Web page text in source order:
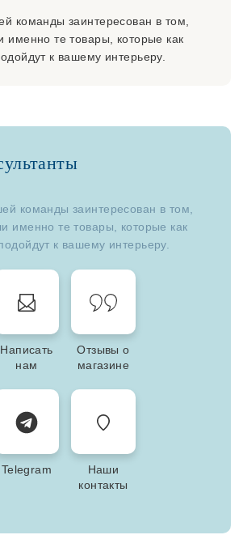
команды заинтересован в том,
именно те товары, которые как
к вашему интерьеру.
команды заинтересован в том,
именно те товары, которые как
к вашему интерьеру.
Написать
нам
Отзывы о
магазине
Telegram
Наши
контакты